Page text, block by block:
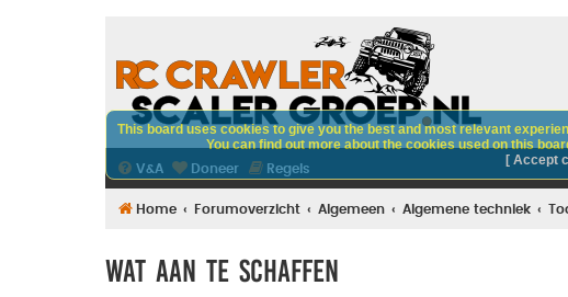
V&A Doneer Regels
Home Forumoverzicht Algemeen Algemene techniek
Wat aan te schaffen
This board uses cookies to give you the best and most relevant
You can find out more about the cookies used on this
[ Accept